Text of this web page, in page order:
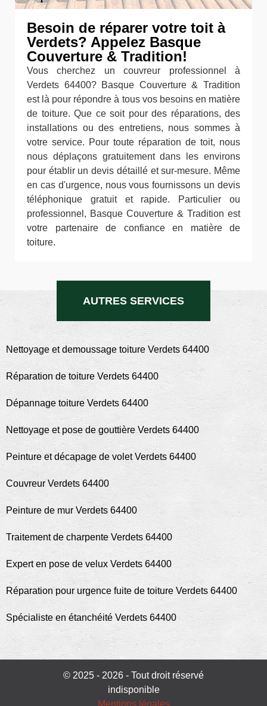
Besoin de réparer votre toit à
Verdets? Appelez Basque
Couverture & Tradition!
Vous cherchez un couvreur professionnel à
Verdets 64400? Basque Couverture & Tradition
est là pour répondre à tous vos besoins en matière
de toiture. Que ce soit pour des réparations, des
installations ou des entretiens, nous sommes à
votre service. Pour toute réparation de toit, nous
nous déplaçons gratuitement dans les environs
pour établir un devis détaillé et sur-mesure. Même
en cas d'urgence, nous vous fournissons un devis
téléphonique gratuit et rapide. Particulier ou
professionnel, Basque Couverture & Tradition est
votre partenaire de confiance en matière de
toiture.
AUTRES SERVICES
Nettoyage et demoussage toiture Verdets 64400
Réparation de toiture Verdets 64400
Dépannage toiture Verdets 64400
Nettoyage et pose de gouttière Verdets 64400
Peinture et décapage de volet Verdets 64400
Couvreur Verdets 64400
Peinture de mur Verdets 64400
Traitement de charpente Verdets 64400
Expert en pose de velux Verdets 64400
Réparation pour urgence fuite de toiture Verdets 64400
Spécialiste en étanchéité Verdets 64400
© 2025 - 2026 - Tout droit réservé
indisponible
Mentions légales